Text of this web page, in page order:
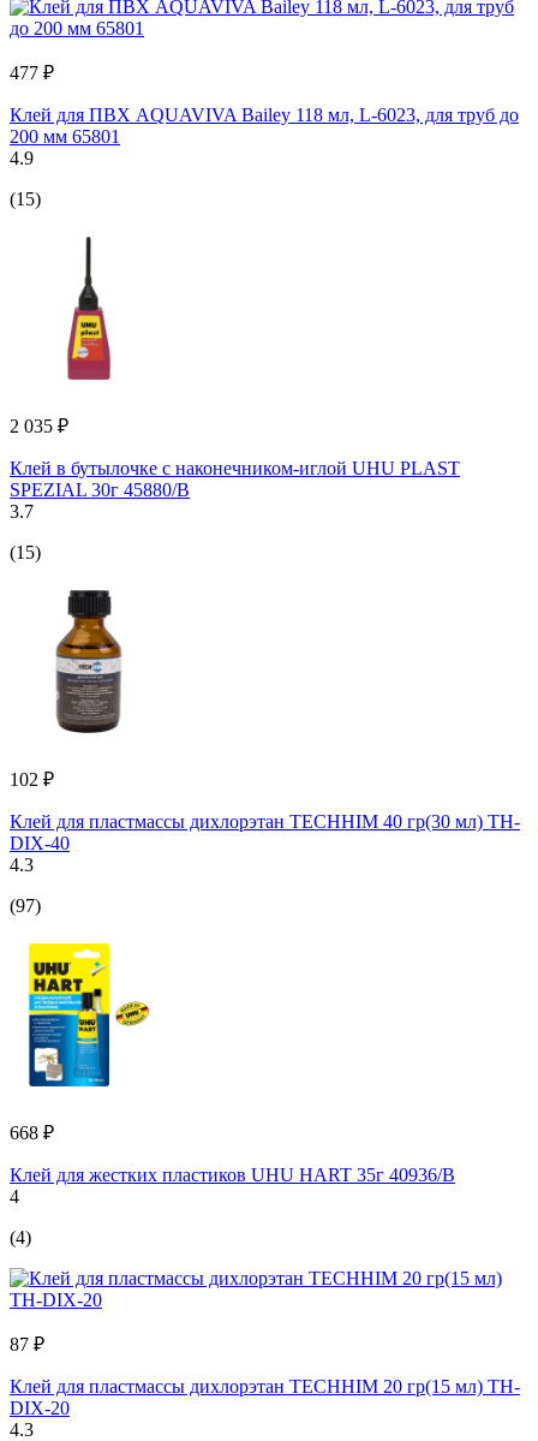
477 ₽
Клей для ПВХ AQUAVIVA Bailey 118 мл, L-6023, для труб до
200 мм 65801
4.9
(15)
2 035 ₽
Клей в бутылочке с наконечником-иглой UHU PLAST
SPEZIAL 30г 45880/B
3.7
(15)
102 ₽
Клей для пластмассы дихлорэтан TECHHIM 40 гр(30 мл) TH-
DIX-40
4.3
(97)
668 ₽
Клей для жестких пластиков UHU HART 35г 40936/B
4
(4)
87 ₽
Клей для пластмассы дихлорэтан TECHHIM 20 гр(15 мл) TH-
DIX-20
4.3